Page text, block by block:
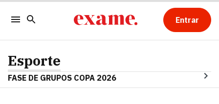
Entrar
Esporte
FASE DE GRUPOS COPA 2026